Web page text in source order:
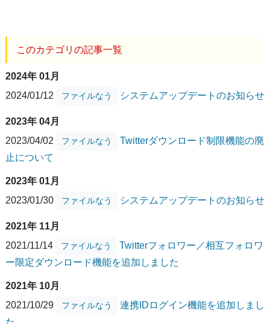
このカテゴリの記事一覧
2024年 01月
2024/01/12
ファイルなう システムアップデートのお知らせ
2023年 04月
2023/04/02
ファイルなう
Twitterダウンロード制限機能の廃
止について
2023年 01月
2023/01/30
ファイルなう システムアップデートのお知らせ
2021年 11月
2021/11/14
ファイルなう
Twitterフォロワー／相互フォロワ
ー限定ダウンロード機能を追加しました
2021年 10月
2021/10/29
ファイルなう
連携IDログイン機能を追加しまし
た